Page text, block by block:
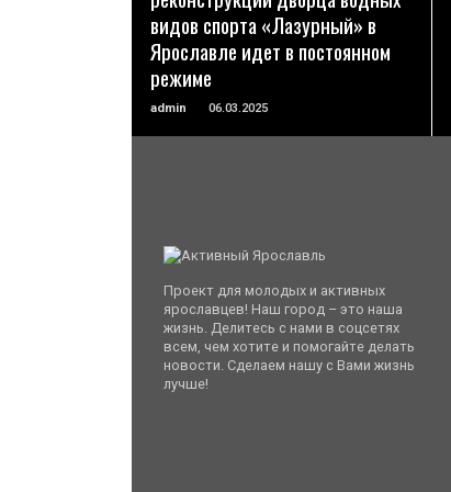
видов спорта «Лазурный» в
Ярославле идет в постоянном
режиме
admin 06.03.2025
Проект для молодых и активных
ярославцев! Наш город – это наша
жизнь. Делитесь с нами в соцсетях
всем, чем хотите и помогайте делать
новости. Сделаем нашу с Вами жизнь
лучше!